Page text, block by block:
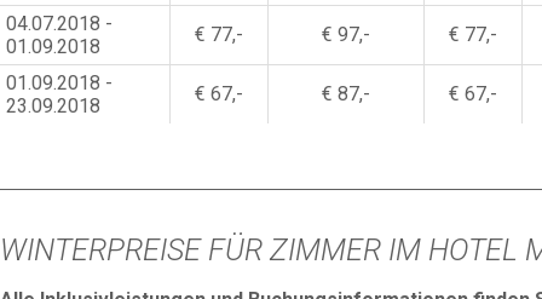
04.07.2018 -
01.09.2018
€ 77,- € 97,- € 77,-
01.09.2018 -
23.09.2018
€ 67,- € 87,- € 67,-
WINTERPREISE FÜR ZIMMER IM HOTEL